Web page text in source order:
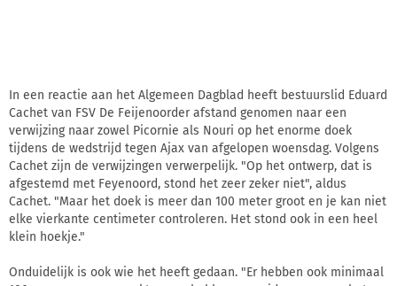
In een reactie aan het Algemeen Dagblad heeft bestuurslid Eduard
Cachet van FSV De Feijenoorder afstand genomen naar een
verwijzing naar zowel Picornie als Nouri op het enorme doek
tijdens de wedstrijd tegen Ajax van afgelopen woensdag. Volgens
Cachet zijn de verwijzingen verwerpelijk. "Op het ontwerp, dat is
afgestemd met Feyenoord, stond het zeer zeker niet", aldus
Cachet. "Maar het doek is meer dan 100 meter groot en je kan niet
elke vierkante centimeter controleren. Het stond ook in een heel
klein hoekje."
Onduidelijk is ook wie het heeft gedaan. "Er hebben ook minimaal